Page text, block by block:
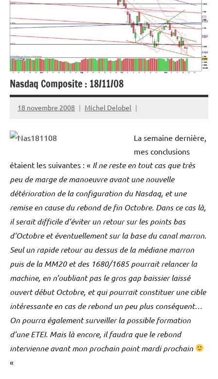
Nasdaq Composite : 18/11/08
18 novembre 2008 Michel Delobel
La semaine dernière,
mes conclusions
étaient les suivantes : « Il ne reste en tout cas que très
peu de marge de manoeuvre avant une nouvelle
détérioration de la configuration du Nasdaq, et une
remise en cause du rebond de fin Octobre. Dans ce cas là,
il serait difficile d’éviter un retour sur les points bas
d’Octobre et éventuellement sur la base du canal marron.
Seul un rapide retour au dessus de la médiane marron
puis de la MM20 et des 1680/1685 pourrait relancer la
machine, en n’oubliant pas le gros gap baissier laissé
ouvert début Octobre, et qui pourrait constituer une cible
intéressante en cas de rebond un peu plus conséquent…
On pourra également surveiller la possible formation
d’une ETEI. Mais là encore, il faudra que le rebond
intervienne avant mon prochain point mardi prochain
«